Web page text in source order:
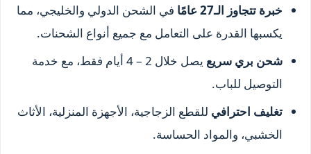
خبرة تتجاوز الـ27 عامًا
في الشحن الدولي والخليجي، مما
يكسبها القدرة على التعامل مع جميع أنواع الشحنات.
شحن بري سريع
يصل خلال 2 – 4 أيام فقط، مع خدمة
التوصيل للباب.
تغليف احترافي للقطع الزجاجية، الأجهزة المنزلية، الأثاث
الخشبي، والمواد الحساسة.